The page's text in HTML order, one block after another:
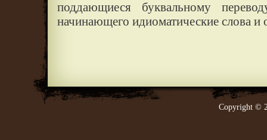
поддающиеся буквальному
начинающего идиоматические слова и
Copyright ©